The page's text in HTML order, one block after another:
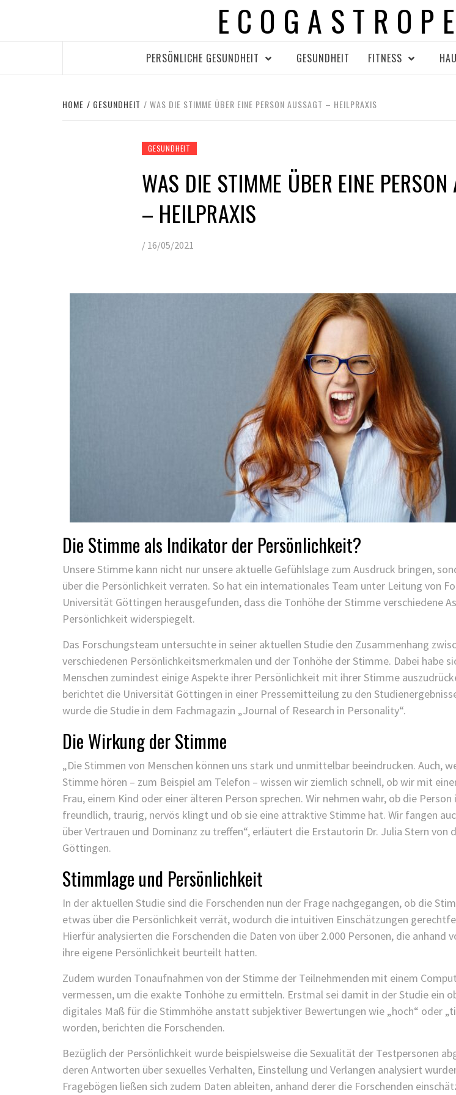
PERSÖNLICHE GESUNDHEIT GESUNDHEIT FITNESS
HOME GESUNDHEIT WAS DIE STIMME ÜBER EINE PERSON AUSSAGT – HEILPRAXIS
GESUNDHEIT
WAS DIE STIMME ÜBER EINE PERSON
– HEILPRAXIS
/ 16/05/2021
Die Stimme als Indikator der Persönlichkeit?
Unsere Stimme kann nicht nur unsere aktuelle Gefühlslage zum Ausdruck bringen,
über die Persönlichkeit verraten. So hat ein internationales Team unter Leitung von
Universität Göttingen herausgefunden, dass die Tonhöhe der Stimme verschiedene
Persönlichkeit widerspiegelt.
Das Forschungsteam untersuchte in seiner aktuellen Studie den Zusammenhang
verschiedenen Persönlichkeitsmerkmalen und der Tonhöhe der Stimme. Dabei habe
Menschen zumindest einige Aspekte ihrer Persönlichkeit mit ihrer Stimme
berichtet die Universität Göttingen in einer Pressemitteilung zu den
wurde die Studie in dem Fachmagazin „Journal of Research in Personality“.
Die Wirkung der Stimme
„Die Stimmen von Menschen können uns stark und unmittelbar beeindrucken. Auch,
Stimme hören – zum Beispiel am Telefon – wissen wir ziemlich schnell, ob wir mit
Frau, einem Kind oder einer älteren Person sprechen. Wir nehmen wahr, ob die
freundlich, traurig, nervös klingt und ob sie eine attraktive Stimme hat. Wir fangen
über Vertrauen und Dominanz zu treffen“, erläutert die Erstautorin Dr. Julia Stern von
Göttingen.
Stimmlage und Persönlichkeit
In der aktuellen Studie sind die Forschenden nun der Frage nachgegangen, ob die
etwas über die Persönlichkeit verrät, wodurch die intuitiven Einschätzungen
Hierfür analysierten die Forschenden die Daten von über 2.000 Personen, die anhand
ihre eigene Persönlichkeit beurteilt hatten.
Zudem wurden Tonaufnahmen von der Stimme der Teilnehmenden mit einem
vermessen, um die exakte Tonhöhe zu ermitteln. Erstmal sei damit in der Studie ein
digitales Maß für die Stimmhöhe anstatt subjektiver Bewertungen wie „hoch“ oder
worden, berichten die Forschenden.
Bezüglich der Persönlichkeit wurde beispielsweise die Sexualität der Testpersonen
deren Antworten über sexuelles Verhalten, Einstellung und Verlangen analysiert
Fragebögen ließen sich zudem Daten ableiten, anhand derer die Forschenden
FINDEN SIE
SO LANGE
/